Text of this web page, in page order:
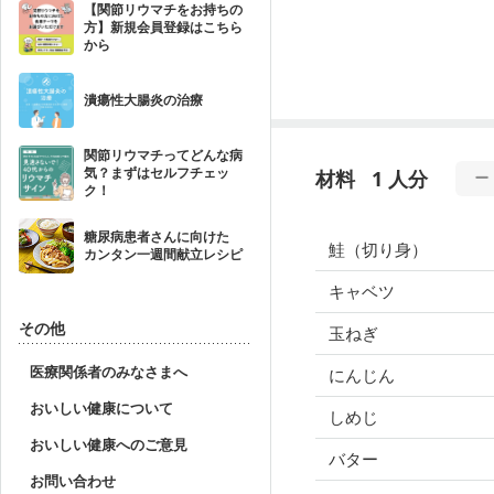
【関節リウマチをお持ちの
方】新規会員登録はこちら
から
潰瘍性大腸炎の治療
関節リウマチってどんな病
気？まずはセルフチェッ
ク！
糖尿病患者さんに向けた
カンタン一週間献立レシピ
その他
医療関係者のみなさまへ
おいしい健康について
おいしい健康へのご意見
お問い合わせ
材料 1 人分
鮭（切り身）
キャベツ
玉ねぎ
にんじん
しめじ
バター